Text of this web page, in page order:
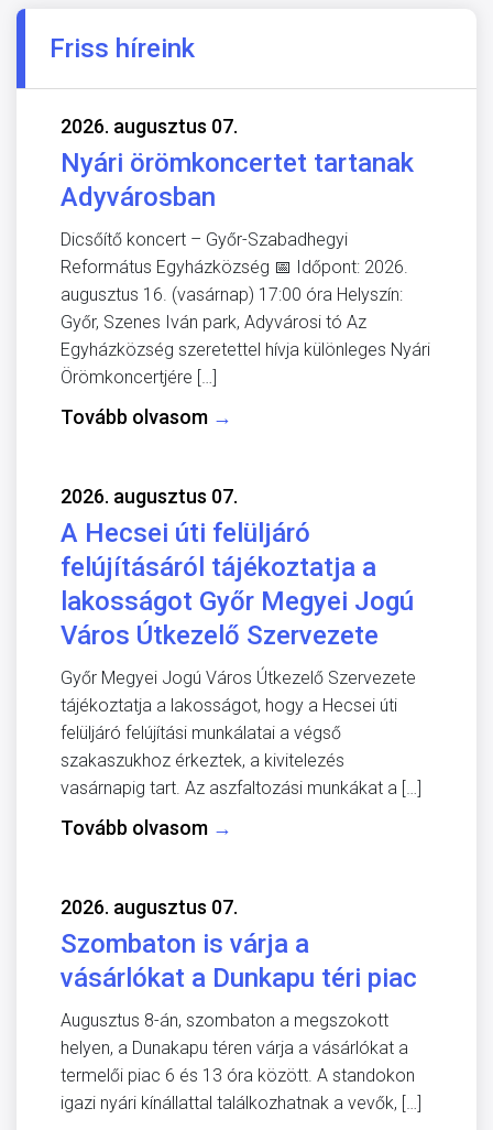
Friss híreink
2026. augusztus 07.
Nyári örömkoncertet tartanak
Adyvárosban
Dicsőítő koncert – Győr-Szabadhegyi
Református Egyházközség 📅 Időpont: 2026.
augusztus 16. (vasárnap) 17:00 óra Helyszín:
Győr, Szenes Iván park, Adyvárosi tó Az
Egyházközség szeretettel hívja különleges Nyári
Örömkoncertjére […]
Tovább olvasom →
2026. augusztus 07.
A Hecsei úti felüljáró
felújításáról tájékoztatja a
lakosságot Győr Megyei Jogú
Város Útkezelő Szervezete
Győr Megyei Jogú Város Útkezelő Szervezete
tájékoztatja a lakosságot, hogy a Hecsei úti
felüljáró felújítási munkálatai a végső
szakaszukhoz érkeztek, a kivitelezés
vasárnapig tart. Az aszfaltozási munkákat a […]
Tovább olvasom →
2026. augusztus 07.
Szombaton is várja a
vásárlókat a Dunkapu téri piac
Augusztus 8-án, szombaton a megszokott
helyen, a Dunakapu téren várja a vásárlókat a
termelői piac 6 és 13 óra között. A standokon
igazi nyári kínállattal találkozhatnak a vevők, […]